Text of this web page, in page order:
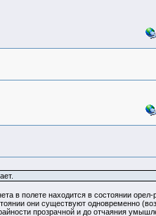
в полете находится в состоянии орел-
они существуют одновременно
прозрачной и до отчаяния